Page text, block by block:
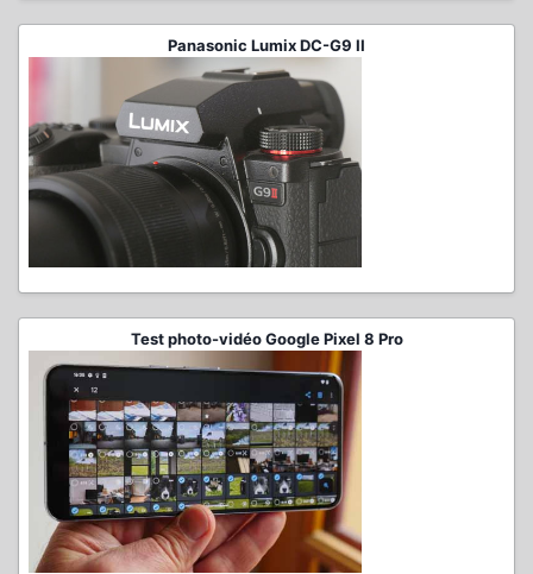
Panasonic Lumix DC-G9 II
Test photo-vidéo Google Pixel 8 Pro